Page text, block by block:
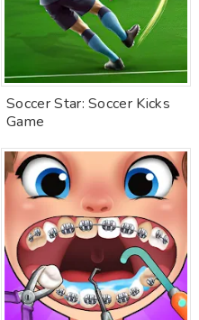
Soccer Star: Soccer Kicks
Game